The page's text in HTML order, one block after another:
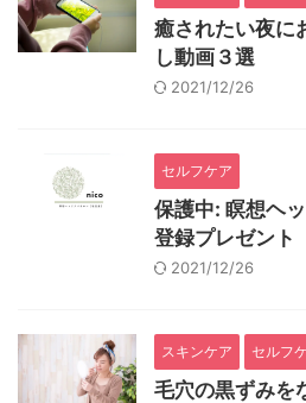
癒されたい夜に
し動画３選
2021/12/26
セルフケア
保護中: 瞑想ヘ
登録プレゼント
2021/12/26
スキンケア セルフ
毛穴の黒ずみを